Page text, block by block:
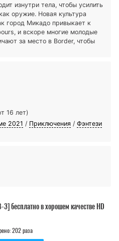
изнутри тела, чтобы усилить
оружие. Новая культура
город Микадо привыкает к
и вскоре многие молодые
за место в Border, чтобы
16 лет)
2021 / Приключения / Фэнтези
бесплатно в хорошем качестве HD
202 раза